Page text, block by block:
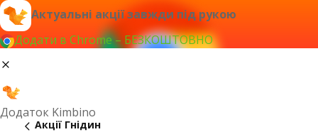
Актуальні акції завжди під рукою
Додати в Chrome – БЕЗКОШТОВНО
Додаток Kimbino
Акції Гнідин